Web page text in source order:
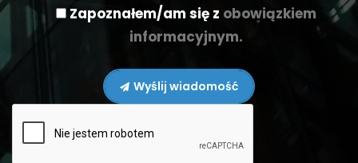
Zapoznałem/am się z obowiązkiem
informacyjnym.
Wyślij wiadomość